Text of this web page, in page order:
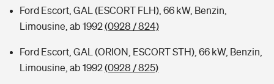
Ford Escort, GAL (ESCORT FLH), 66 kW, Benzin,
Limousine, ab 1992(0928 / 824)
Ford Escort, GAL (ORION, ESCORT STH), 66 kW, Benzin,
Limousine, ab 1992(0928 / 825)